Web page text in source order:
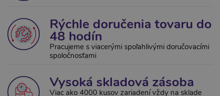
Rýchle doručenia tovaru do
48 hodín
Pracujeme s viacerými spoľahlivými doručovacími
spoločnosťami
Vysoká skladová zásoba
Viac ako 4000 kusov zariadení vždy na sklade